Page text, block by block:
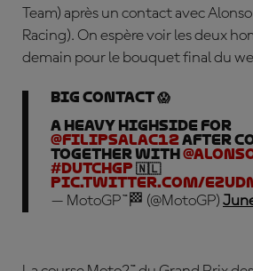
Team) après un contact avec
Racing). On espère voir les deux
demain pour le bouquet final du
BIG CONTACT 😱
A heavy highside for
@filipsalac12after
together with
#DutchGP 🇳🇱
pic.twitter.com/
— MotoGP™🏁 (@MotoGP)